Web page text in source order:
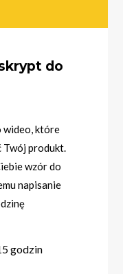
do
wideo, które
Twój produkt.
wzór do
napisanie
godzin